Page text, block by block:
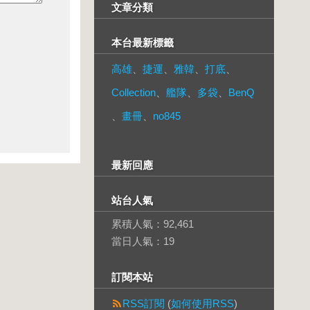
文章分類
本台最新標籤
高雄 捷運 雅韓 打底
Collection
艦隊 多袋
BenQ
畫冊 no845
最新回應
站台人氣
累積人氣： 92,461
當日人氣： 19
訂閱本站
RSS訂閱 (如何使用RSS)